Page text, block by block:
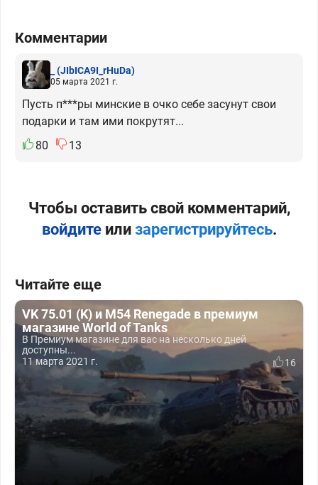
Комментарии
(JIbICA9I_rHuDa)
05 марта 2021 г.
Пусть п***ры минские в очко себе засунут свои
подарки и там ими покрутят...
80
13
Чтобы оставить свой комментарий,
войдитеили зарегистрируйтесь.
Читайте еще
VK 75.01 (K) и M54 Renegade в премиум
магазине World of Tanks
В Премиум магазине для вас на несколько дней
доступны...
11 марта 2021 г.
16